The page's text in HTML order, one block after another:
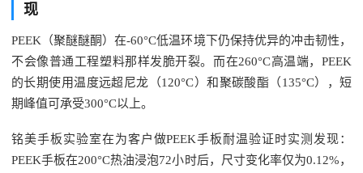
现
PEEK（聚醚醚酮）在-60°C低温环境下仍保持优异的冲击韧性，
不会像普通工程塑料那样发脆开裂。而在260°C高温端，PEEK
的长期使用温度远超尼龙（120°C）和聚碳酸酯（135°C），短
期峰值可承受300°C以上。
铭美手板实验室在为客户做PEEK手板耐温验证时实测发现：
PEEK手板在200°C热油浸泡72小时后，尺寸变化率仅为0.12%，